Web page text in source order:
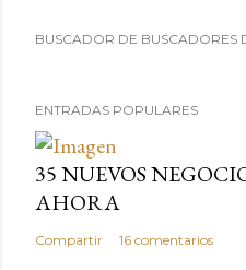
BUSCADOR DE BUSCADORES
ENTRADAS POPULARES
35 NUEVOS
AHORA
Compartir 16 comentarios